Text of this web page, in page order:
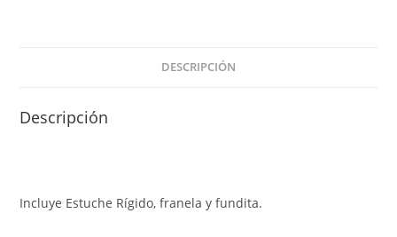
DESCRIPCIÓN
Descripción
Incluye Estuche Rígido, franela y fundita.